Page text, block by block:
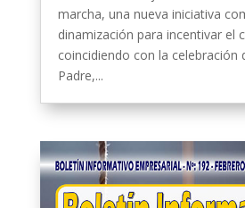
marcha, una nueva iniciativa
dinamización para incentivar el
coincidiendo con la celebración
Padre,...